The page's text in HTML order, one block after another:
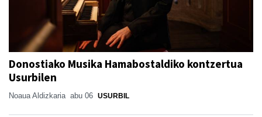
Donostiako Musika Hamabostaldiko kontzertua
Usurbilen
Noaua Aldizkaria abu 06 USURBIL